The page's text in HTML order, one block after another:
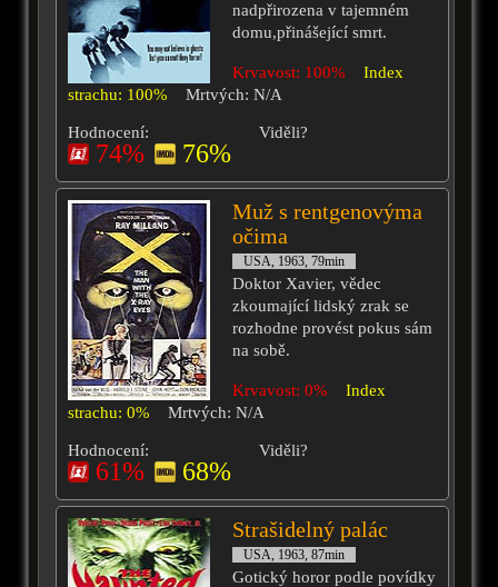
nadpřirozena v tajemném
domu,přinášející smrt.
Krvavost: 100%
Index
strachu: 100%
Mrtvých: N/A
Hodnocení:
74% 76%
Viděli?
Muž s rentgenovýma
očima
USA, 1963, 79min
Doktor Xavier, vědec
zkoumající lidský zrak se
rozhodne provést pokus sám
na sobě.
Krvavost: 0%
Index
strachu: 0%
Mrtvých: N/A
Hodnocení:
61% 68%
Viděli?
Strašidelný palác
USA, 1963, 87min
Gotický horor podle povídky